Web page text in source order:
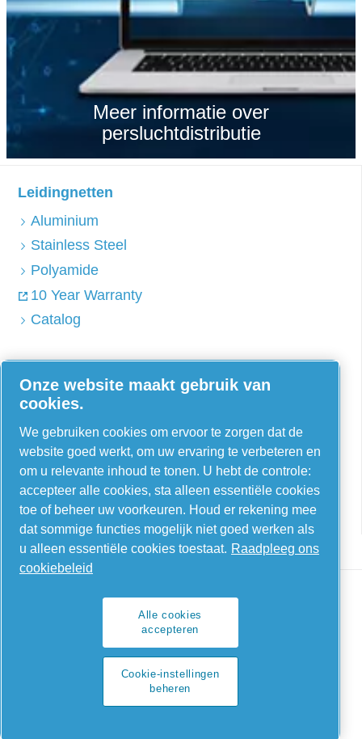
Meer informatie over
persluchtdistributie
Leidingnetten
Aluminium
Stainless Steel
Polyamide
10 Year Warranty
Catalog
AIRnet - C. Aria C.S.R.L.
Maggiore, Vicenza Italië
Contact us
Legal & Privacy Notices
Onze website maakt gebruik van
cookies.
We gebruiken cookies om ervoor te zorgen dat de
website goed werkt, om uw ervaring te verbeteren en
om u relevante inhoud te tonen. U hebt de controle:
accepteer alle cookies, sta alleen essentiële cookies
toe of beheer uw voorkeuren. Houd er rekening mee
dat sommige functies mogelijk niet goed werken als
u alleen essentiële cookies toestaat. Raadpleeg ons
cookiebeleid
Alle cookies
accepteren
Cookie-instellingen
beheren